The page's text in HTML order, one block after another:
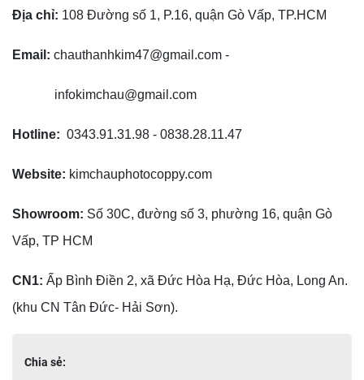
Địa chỉ: 108 Đường số 1, P.16, quận Gò Vấp, TP.HCM
Email: chauthanhkim47@gmail.com -
infokimchau@gmail.com
Hotline: 0343.91.31.98 - 0838.28.11.47
Website: kimchauphotocoppy.com
Showroom: Số 30C, đường số 3, phường 16, quận Gò
Vấp, TP HCM
CN1: Ấp Bình Điền 2, xã Đức Hòa Hạ, Đức Hòa, Long An.
(khu CN Tân Đức- Hải Sơn).
Chia sẻ: